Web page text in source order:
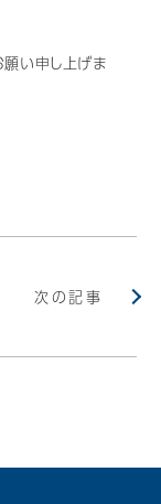
願い申し上げま
次の記事